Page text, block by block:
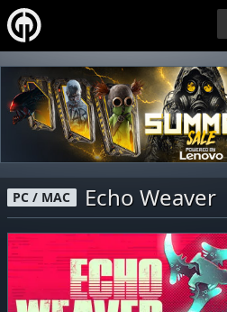
PC / MAC Echo Weaver